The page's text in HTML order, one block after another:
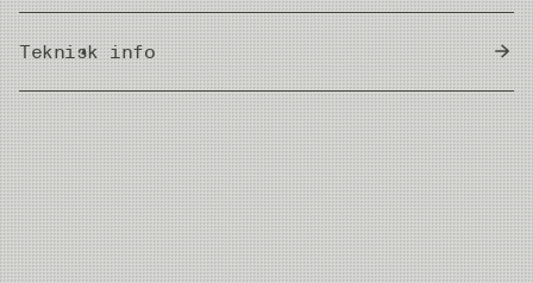
Teknisk info
Country of Origin Japan